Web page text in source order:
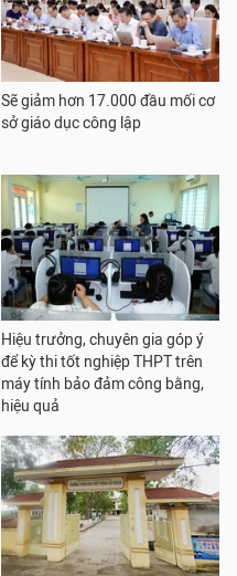
Sẽ giảm hơn 17.000 đầu mối cơ
sở giáo dục công lập
Hiệu trưởng, chuyên gia góp ý
để kỳ thi tốt nghiệp THPT trên
máy tính bảo đảm công bằng,
hiệu quả